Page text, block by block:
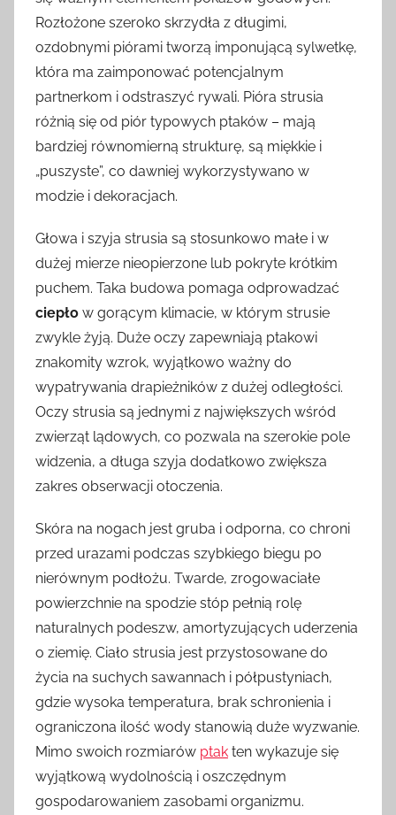
Rozłożone szeroko skrzydła z długimi,
ozdobnymi piórami tworzą imponującą sylwetkę,
która ma zaimponować potencjalnym
partnerkom i odstraszyć rywali. Pióra strusia
różnią się od piór typowych ptaków – mają
bardziej równomierną strukturę, są miękkie i
„puszyste”, co dawniej wykorzystywano w
modzie i dekoracjach.
Głowa i szyja strusia są stosunkowo małe i w
dużej mierze nieopierzone lub pokryte krótkim
puchem. Taka budowa pomaga odprowadzać
ciepło w gorącym klimacie, w którym strusie
zwykle żyją. Duże oczy zapewniają ptakowi
znakomity wzrok, wyjątkowo ważny do
wypatrywania drapieżników z dużej odległości.
Oczy strusia są jednymi z największych wśród
zwierząt lądowych, co pozwala na szerokie pole
widzenia, a długa szyja dodatkowo zwiększa
zakres obserwacji otoczenia.
Skóra na nogach jest gruba i odporna, co chroni
przed urazami podczas szybkiego biegu po
nierównym podłożu. Twarde, zrogowaciałe
powierzchnie na spodzie stóp pełnią rolę
naturalnych podeszw, amortyzujących uderzenia
o ziemię. Ciało strusia jest przystosowane do
życia na suchych sawannach i półpustyniach,
gdzie wysoka temperatura, brak schronienia i
ograniczona ilość wody stanowią duże wyzwanie.
Mimo swoich rozmiarów ptak ten wykazuje się
wyjątkową wydolnością i oszczędnym
gospodarowaniem zasobami organizmu.